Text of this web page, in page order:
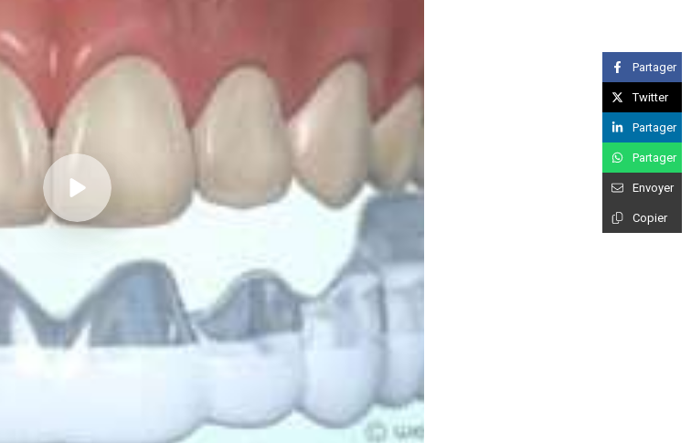
Partager
Twitter
Partager
Partager
Envoyer
Copier